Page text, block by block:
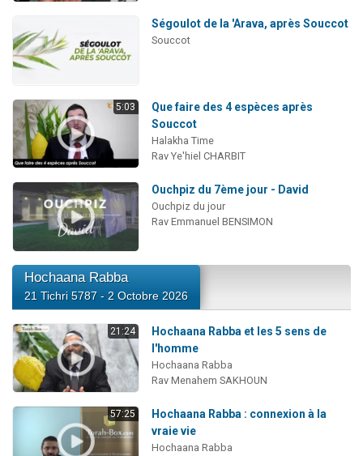
Ségoulot de la 'Arava, après Souccot
Souccot
5:03
Que faire des 4 espèces après
Souccot
Halakha Time
Rav Ye'hiel CHARBIT
Ouchpiz du 7ème jour - David
Ouchpiz du jour
Rav Emmanuel BENSIMON
Hochaana Rabba
21 Tichri 5787 - 2 Octobre 2026
21:24
Hochaana Rabba et les 5 sens de
l'homme
Hochaana Rabba
Rav Menahem SAKHOUN
57:25
Hochaana Rabba : connexion à la
vraie vie
Hochaana Rabba